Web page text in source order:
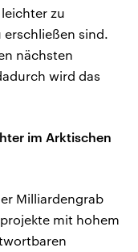
zu
sind.
nächsten
wird das
im Arktischen
Milliardengrab
mit hohem